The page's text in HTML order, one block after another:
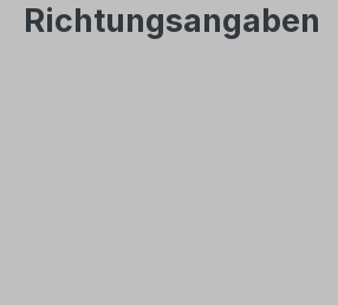
Richtungsangaben